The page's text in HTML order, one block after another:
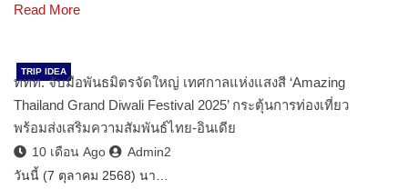
Read More
TRIP IDEA
ททท. จับมือพันธมิตรจัดใหญ่ เทศกาลแห่งแสงสี ‘Amazing
Thailand Grand Diwali Festival 2025’ กระตุ้นการท่องเที่ยว
พร้อมส่งเสริมความสัมพันธ์ไทย-อินเดีย
10 เดือน Ago
Admin2
วันนี้ (7 ตุลาคม 2568) นา…